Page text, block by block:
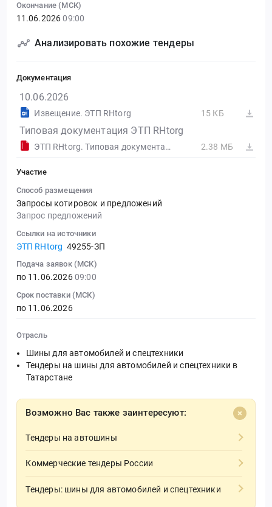
Окончание (МСК)
11.06.2026 09:00
Анализировать похожие тендеры
Документация
10.06.2026
Извещение. ЭТП RHtorg 15 КБ
Типовая документация ЭТП RHtorg
ЭТП RHtorg. Типовая документация 2.38 МБ
Участие
Способ размещения
Запросы котировок и предложений
Запрос предложений
Ссылки на источники
ЭТП RHtorg 49255-ЗП
Подача заявок (МСК)
по 11.06.202609:00
Срок поставки (МСК)
по 11.06.2026
Отрасль
Шины для автомобилей и спецтехники
Тендеры на шины для автомобилей и спецтехники в
Татарстане
Возможно Вас также заинтересуют:
Тендеры на автошины
Коммерческие тендеры России
Тендеры: шины для автомобилей и спецтехники